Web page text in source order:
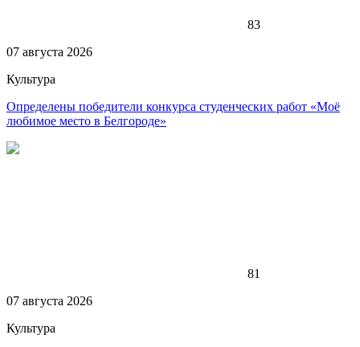
83
07 августа 2026
Культура
Определены победители конкурса студенческих работ «Моё
любимое место в Белгороде»
81
07 августа 2026
Культура